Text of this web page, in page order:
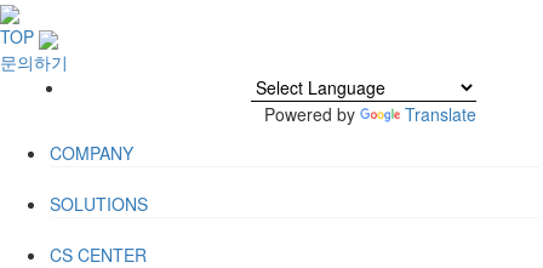
TOP
문의하기
Powered by
Translate
COMPANY
SOLUTIONS
CS CENTER